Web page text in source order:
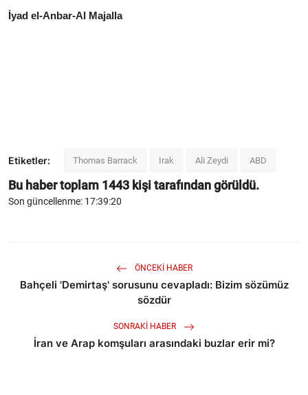
İyad el-Anbar-Al Majalla
Etiketler: Thomas Barrack Irak Ali Zeydi ABD
Bu haber toplam 1443 kişi tarafından görüldü.
Son güncellenme: 17:39:20
ÖNCEKI HABER
Bahçeli 'Demirtaş' sorusunu cevapladı: Bizim sözümüz
sözdür
SONRAKI HABER
İran ve Arap komşuları arasındaki buzlar erir mi?